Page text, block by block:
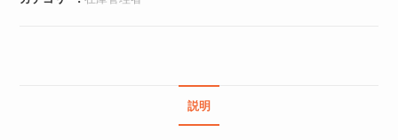
説明